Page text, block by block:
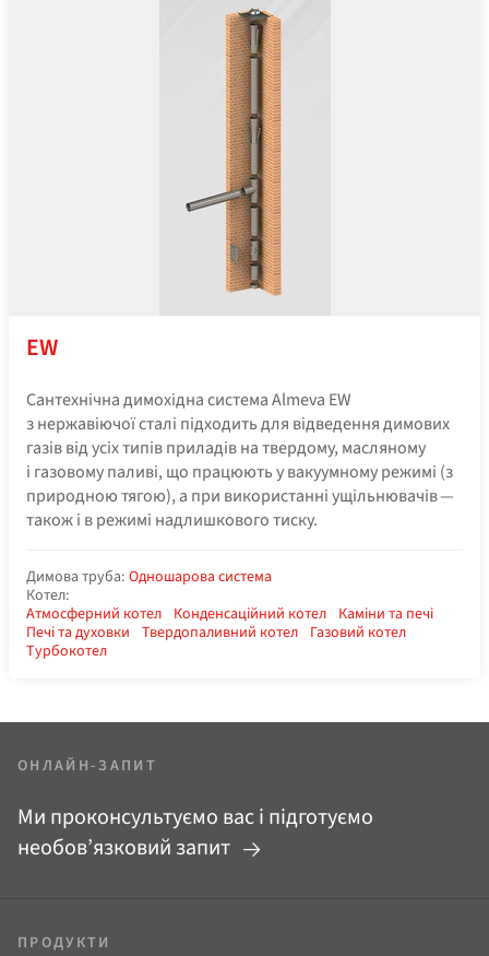
EW
Сантехнічна димохідна система Almeva EW
з нержавіючої сталі підходить для відведення димових
газів від усіх типів приладів на твердому, масляному
і газовому паливі, що працюють у вакуумному режимі (з
природною тягою), а при використанні ущільнювачів —
також і в режимі надлишкового тиску.
Димова труба: Одношарова система
Котел:
Атмосферний котел Конденсаційний котел Каміни та печі
Печі та духовки Твердопаливний котел Газовий котел
Турбокотел
ОНЛАЙН-ЗАПИТ
Ми проконсультуємо вас і підготуємо
необов’язковий запит
ПРОДУКТИ